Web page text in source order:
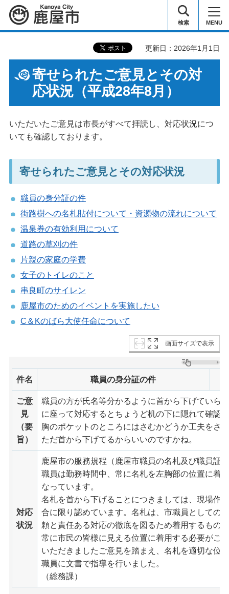
鹿屋市 検索 MENU
更新日：2026年1月1日
寄せられたご意見とその対
応状況（平成28年8月）
いただいたご意見は市長がすべて拝読し、対応状況につ
いても確認しております。
寄せられたご意見とその対応状況
職員の身分証の件
街路樹への名札貼付について・資源物の流れについて
温泉券の有効利用について
道路の草刈の件
片親の家庭の学費
女子のトイレのこと
串良町のサイレン
鹿屋市のためのイベントを実施したい
C＆Kのばら大使任命について
画面サイズで表示
件名 職員の身分証の件
ご意
見
（要
旨）
職員の方が氏名等分かるように首から下げていら
に座って対応するとちょうど机の下に隠れて確認
胸のポケットのところにはさむかどうか工夫をさ
ただ首から下げてるからいいのですかね。
対応
状況
鹿屋市の服務規程（鹿屋市職員の名札及び職員証
職員は勤務時間中、常に名札を左胸部の位置に着
なっています。
名札を首から下げることにつきましては、現場作
合に限り認めています。名札は、市職員としての
頼と責任ある対応の徹底を図るため着用するもの
常に市民の皆様に見える位置に着用する必要がご
いただきましたご意見を踏まえ、名札を適切な位
職員に文書で指導を行いました。
（総務課）